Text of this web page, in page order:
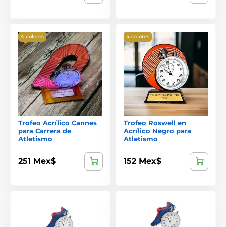
4 colores
Trofeo Acrílico Cannes
para Carrera de
Atletismo
251 Mex$
4 colores
Trofeo Roswell en
Acrílico Negro para
Atletismo
152 Mex$